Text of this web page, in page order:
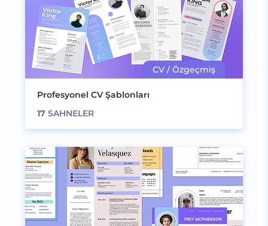
Profesyonel CV Şablonları
17 SAHNELER